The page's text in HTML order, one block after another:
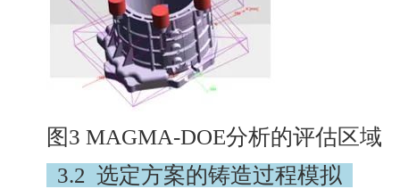
图3 MAGMA-DOE分析的评估区域
3.2 选定方案的铸造过程模拟